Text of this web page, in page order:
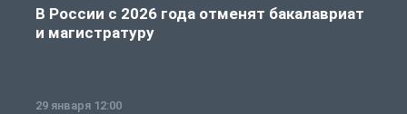
В России с 2026 года отменят бакалавриат
и магистратуру
29 января 12:00